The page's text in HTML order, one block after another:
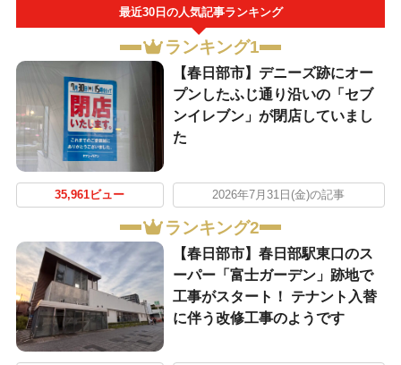
最近30日の人気記事ランキング
ランキング1
【春日部市】デニーズ跡にオー
プンしたふじ通り沿いの「セブ
ンイレブン」が閉店していまし
た
35,961ビュー 2026年7月31日(金)の記事
ランキング2
【春日部市】春日部駅東口のス
ーパー「富士ガーデン」跡地で
工事がスタート！ テナント入替
に伴う改修工事のようです